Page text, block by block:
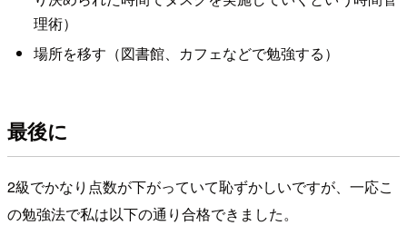
理術）
場所を移す（図書館、カフェなどで勉強する）
最後に
2級でかなり点数が下がっていて恥ずかしいですが、一応こ
の勉強法で私は以下の通り合格できました。